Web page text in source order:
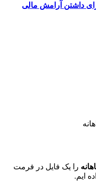
داشتن آرامش مالی
را یک فایل در فرمت
ایم.